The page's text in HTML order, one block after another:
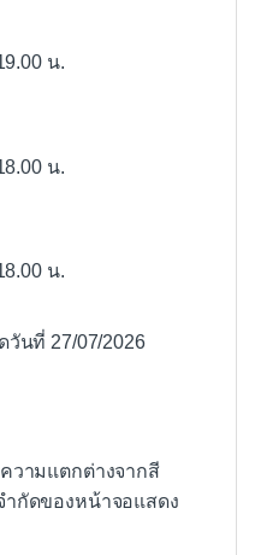
น.
น.
น.
นที่ 27/07/2026
วามแตกต่างจากสี
ำกัดของหน้าจอแสดง